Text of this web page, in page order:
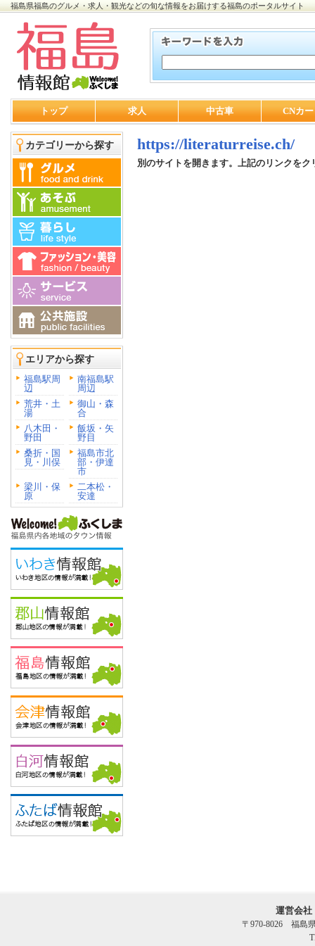
福島県福島のグルメ・求人・観光などの旬な情報をお届けする福島のポータルサイト
トップ 求人 中古車 CNカ
カテゴリーから探す
エリアから探す
福島駅周
辺
南福島駅
周辺
荒井・土
湯
御山・森
合
八木田・
野田
飯坂・矢
野目
桑折・国
見・川俣
福島市北
部・伊達
市
梁川・保
原
二本松・
安達
https://literaturreise.ch/
別のサイトを開きます。上記のリンクをク
運営会
〒970-8026 福島